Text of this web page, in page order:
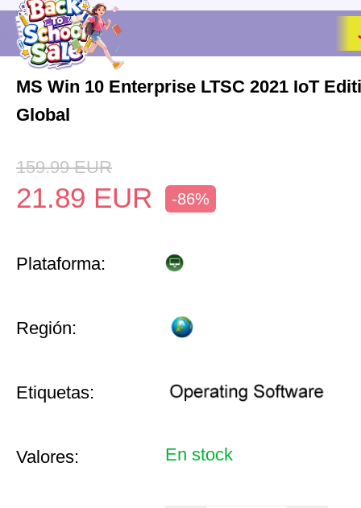
MS Win 10 Enterprise LTSC 2021 IoT
Global
159.99 EUR
21.89 EUR -86%
Plataforma:
Región:
Etiquetas:
Valores: En stock